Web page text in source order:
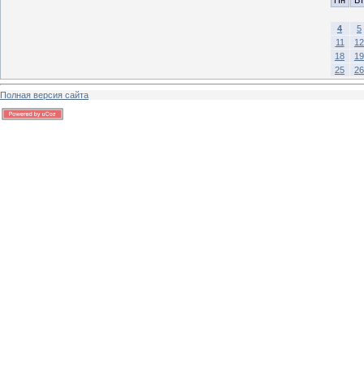
4
5
11
12
18
19
25
26
Полная версия сайта